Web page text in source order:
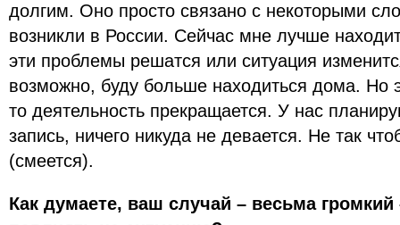
долгим. Оно просто связано с некоторыми
возникли в России. Сейчас мне лучше
эти проблемы решатся или ситуация
возможно, буду больше находиться дома. Но
то деятельность прекращается. У нас
запись, ничего никуда не девается. Не так
(смеется).
Как думаете, ваш случай – весьма громкий